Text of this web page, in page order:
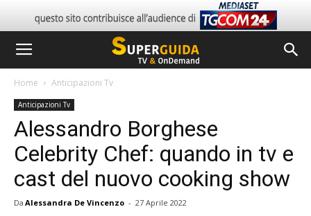
Home Anticipazioni Tv
Anticipazioni Tv
Alessandro Borghese
Celebrity Chef: quando in tv e
cast del nuovo cooking show
Da Alessandra De Vincenzo - 27 Aprile 2022